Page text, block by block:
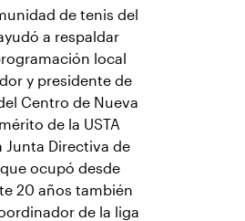
de tenis del
a respaldar
local
y presidente de
Centro de Nueva
de la USTA
Junta Directiva de
que ocupó desde
20 años también
de la liga